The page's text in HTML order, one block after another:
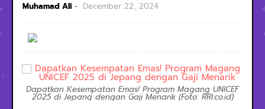
Muhamad Ali December 22, 2024
Dapatkan Kesempatan Emas! Program Magang UNICEF
2025 di Jepang dengan Gaji Menarik (Foto: RRI.co.id)